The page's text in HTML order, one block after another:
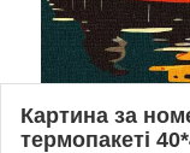
Картина за
термопакеті